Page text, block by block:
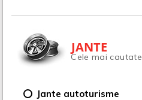
JANTE
Cele mai cautate
Jante autoturisme